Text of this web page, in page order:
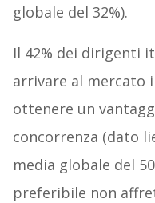
globale del 32%).
Il 42% dei dirigenti
arrivare al mercato
ottenere un
concorrenza (dato
media globale del
preferibile non